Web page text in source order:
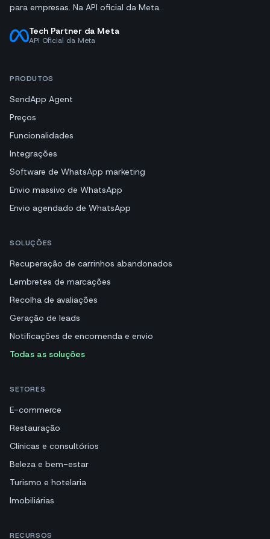
para empresas. Na API oficial da Meta.
Tech Partner da Meta
API Oficial da Meta
PRODUTOS
SendApp Agent
Preços
Funcionalidades
Integrações
Software de WhatsApp marketing
Envio massivo de WhatsApp
Envio agendado de WhatsApp
SOLUÇÕES
Recuperação de carrinhos abandonados
Lembretes de marcações
Recolha de avaliações
Geração de leads
Notificações de encomenda e envio
Todas as soluções
SETORES
E-commerce
Restauração
Clínicas e consultórios
Beleza e bem-estar
Turismo e hotelaria
Imobiliárias
RECURSOS